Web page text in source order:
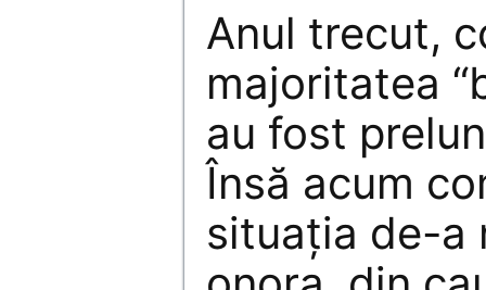
Anul trecut,
majoritatea
au fost
Însă acum
situaţia de-a